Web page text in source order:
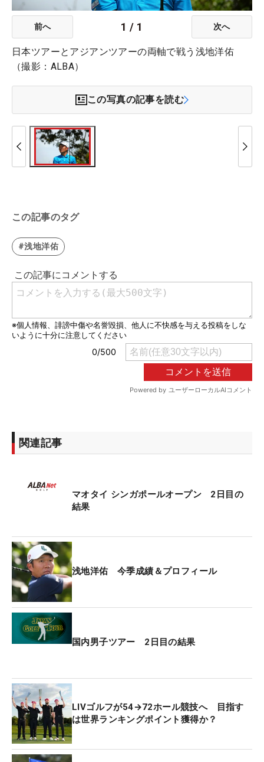
前へ 1 / 1 次へ
日本ツアーとアジアンツアーの両軸で戦う浅地洋佑
（撮影：ALBA）
この写真の記事を読む
この記事のタグ
#浅地洋佑
関連記事
マオタイ シンガポールオープン 2日目の
結果
浅地洋佑 今季成績＆プロフィール
国内男子ツアー 2日目の結果
LIVゴルフが54→72ホール競技へ 目指す
は世界ランキングポイント獲得か？